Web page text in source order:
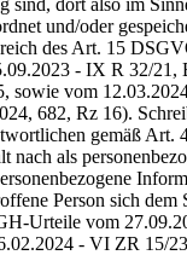
sind, dort also im
und/oder
des Art. 15
- IX R 32/
sowie vom
682, Rz 16).
gemäß
nach als
Person sich dem
Urteile vom
- VI ZR 15/